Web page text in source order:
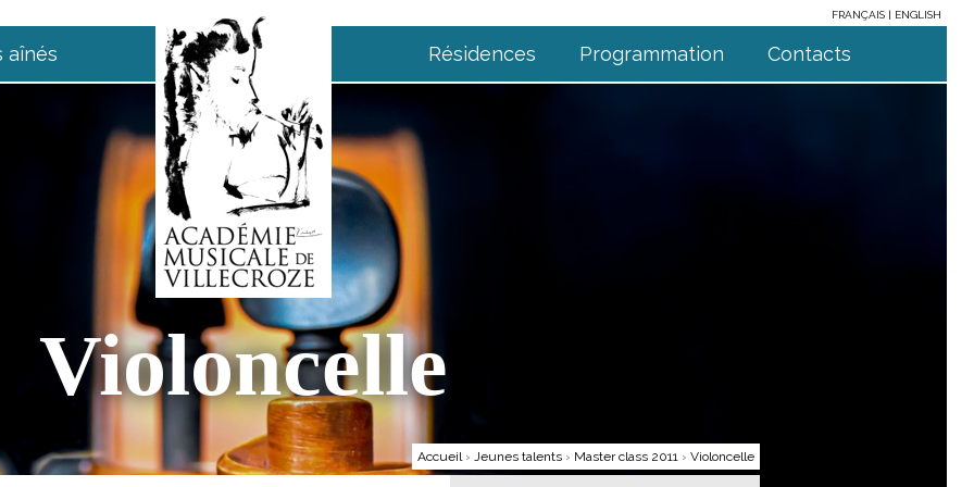
FRANÇAIS
ENGLISH
aînés Résidences Programmation Contacts
Violoncelle
Accueil › Jeunes talents › Master class 2011 › Violoncelle